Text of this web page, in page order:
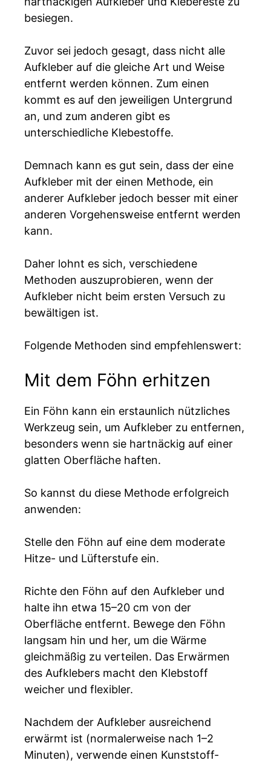
besiegen.
Zuvor sei jedoch gesagt, dass nicht alle
Aufkleber auf die gleiche Art und Weise
entfernt werden können. Zum einen
kommt es auf den jeweiligen Untergrund
an, und zum anderen gibt es
unterschiedliche Klebestoffe.
Demnach kann es gut sein, dass der eine
Aufkleber mit der einen Methode, ein
anderer Aufkleber jedoch besser mit einer
anderen Vorgehensweise entfernt werden
kann.
Daher lohnt es sich, verschiedene
Methoden auszuprobieren, wenn der
Aufkleber nicht beim ersten Versuch zu
bewältigen ist.
Folgende Methoden sind empfehlenswert:
Mit dem Föhn erhitzen
Ein Föhn kann ein erstaunlich nützliches
Werkzeug sein, um Aufkleber zu entfernen,
besonders wenn sie hartnäckig auf einer
glatten Oberfläche haften.
So kannst du diese Methode erfolgreich
anwenden:
Stelle den Föhn auf eine dem moderate
Hitze- und Lüfterstufe ein.
Richte den Föhn auf den Aufkleber und
halte ihn etwa 15–20 cm von der
Oberfläche entfernt. Bewege den Föhn
langsam hin und her, um die Wärme
gleichmäßig zu verteilen. Das Erwärmen
des Aufklebers macht den Klebstoff
weicher und flexibler.
Nachdem der Aufkleber ausreichend
erwärmt ist (normalerweise nach 1–2
Minuten), verwende einen Kunststoff-